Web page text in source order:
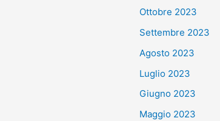
Ottobre 2023
Settembre 2023
Agosto 2023
Luglio 2023
Giugno 2023
Maggio 2023